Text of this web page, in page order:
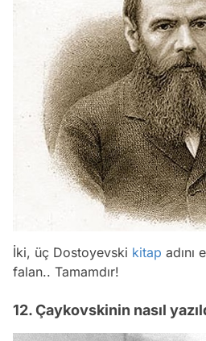
İki, üç Dostoyevski kitap adını
falan.. Tamamdır!
12. Çaykovskinin nasıl